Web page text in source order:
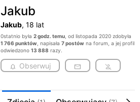
Jakub
Jakub, 18 lat
0statnio była 2 godz. temu, od listopada 2020 zdobyła
1 766 punktów , napisała 7 postów na forum, a jej profil
odwiedzono 13 888 razy.
Obserwuj